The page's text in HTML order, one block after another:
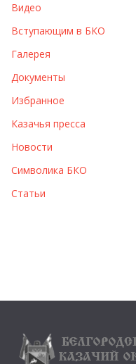
ы
Видео
Вступающим в БКО
Галерея
Документы
Избранное
Казачья пресса
Новости
Символика БКО
Статьи